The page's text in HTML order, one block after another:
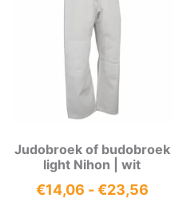
Judobroek of budobroek
light Nihon | wit
€14,06 -€23,56